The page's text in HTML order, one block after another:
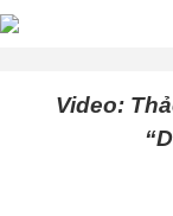
Video: